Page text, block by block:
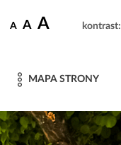
A A A kontrast:
MAPA STRONY